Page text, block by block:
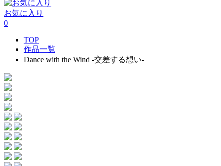
お気に入り
0
TOP
作品一覧
Dance with the Wind -交差する想い-